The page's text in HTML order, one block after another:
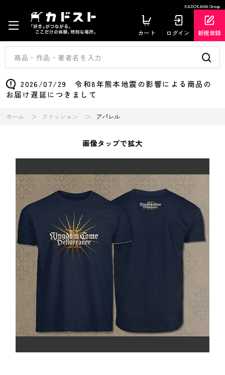
KADOKAWA Group
カート ログイン 新規登録
2026/07/29 令和8年熊本地震の影響による商品の
お届け遅延につきまして
ホーム ファッション アパレル
画像タップで拡大